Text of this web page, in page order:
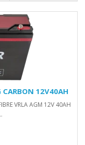
12V40AH
VRLA AGM 12V 40AH